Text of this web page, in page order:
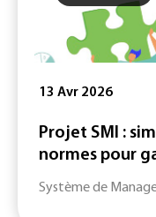
13 Avr 2026
Projet SMI :
normes pour
Système de